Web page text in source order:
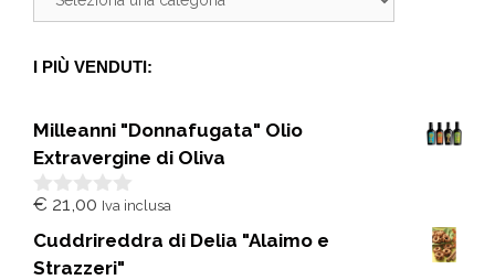
I PIÙ VENDUTI:
Milleanni "Donnafugata" Olio
Extravergine di Oliva
0
u
5
€ 21,00 Iva inclusa
Cuddrireddra di Delia "Alaimo e
Strazzeri"